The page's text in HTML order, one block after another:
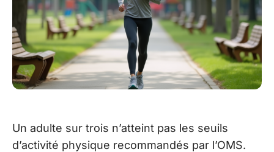
Un adulte sur trois n’atteint pas les seuils
d’activité physique recommandés par l’OMS.